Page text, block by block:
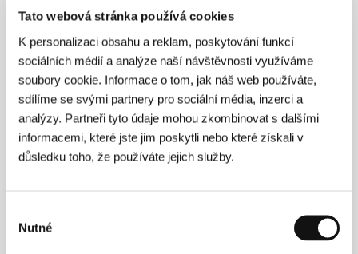
Tato webová stránka používá cookies
K personalizaci obsahu a reklam, poskytování funkcí
sociálních médií a analýze naší návštěvnosti využíváme
soubory cookie. Informace o tom, jak náš web používáte,
sdílíme se svými partnery pro sociální média, inzerci a
analýzy. Partneři tyto údaje mohou zkombinovat s dalšími
informacemi, které jste jim poskytli nebo které získali v
důsledku toho, že používáte jejich služby.
souhlasu
Nutné
Uma Thurman
Cena prezidenta MFF Karlovy Vary.